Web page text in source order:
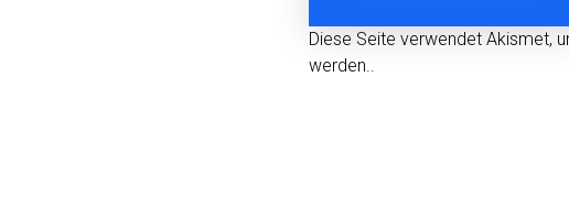
Diese Seite verwendet Akismet,
werden..